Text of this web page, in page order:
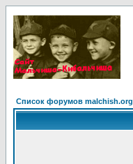
Список форумов malchish.org